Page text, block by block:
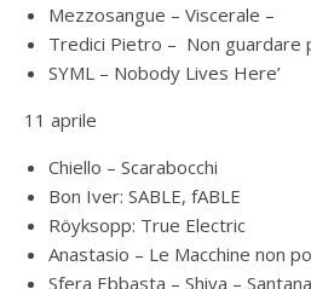
Mezzosangue – Viscerale –
Tredici Pietro – Non guardare
SYML – Nobody Lives Here’
11 aprile
Chiello – Scarabocchi
Bon Iver: SABLE, fABLE
Röyksopp: True Electric
Anastasio – Le Macchine non
Sfera Ebbasta – Shiva –